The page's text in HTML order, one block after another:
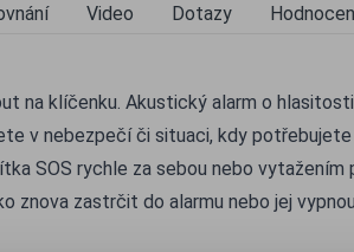
Video Dotazy
na klíčenku. Akustický alarm o
v nebezpečí či situaci, kdy
SOS rychle za sebou nebo vytažením
znova zastrčit do alarmu nebo jej